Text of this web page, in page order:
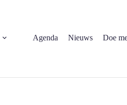
Agenda Nieuws Doe